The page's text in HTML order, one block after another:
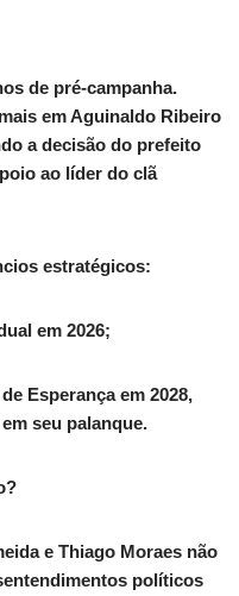
de pré-campanha.
em Aguinaldo Ribeiro
a decisão do prefeito
ao líder do clã
estratégicos:
em 2026;
Esperança em 2028,
seu palanque.
e Thiago Moraes não
políticos